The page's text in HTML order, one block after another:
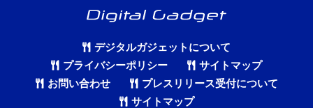
デジタルガジェットについて
プライバシーポリシー
サイトマップ
お問い合わせ
プレスリリース受付について
サイトマップ